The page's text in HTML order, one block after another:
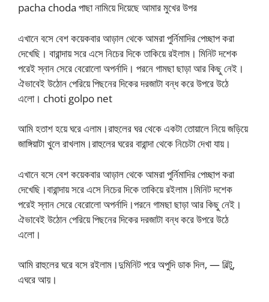
pacha choda পাছা নামিয়ে দিয়েছে আমার মুখের উপর
এখানে বসে বেশ কয়েকবার আড়াল থেকে আমরা পুর্নিমাদির পেচ্ছাপ করা
দেখেছি। বারান্দায় সরে এসে নিচের দিকে তাকিয়ে রইলাম। মিনিট দশেক
পরেই স্নান সেরে বেরোলো অপর্নাদি। পরনে গামছা ছাড়া আর কিছু নেই।
ঐভাবেই উঠোন পেরিয়ে পিছনের দিকের দরজাটা বন্ধ করে উপরে উঠে
এলো। choti golpo net
আমি হতাশ হয়ে ঘরে এলাম।রাহুলের ঘর থেকে একটা তোয়ালে নিয়ে জড়িয়ে
জাঙ্গিয়াটা খুলে রাখলাম।রাহুলের ঘরের বারান্দা থেকে নিচেটা দেখা যায়।
এখানে বসে বেশ কয়েকবার আড়াল থেকে আমরা পুর্নিমাদির পেচ্ছাপ করা
দেখেছি।বারান্দায় সরে এসে নিচের দিকে তাকিয়ে রইলাম।মিনিট দশেক
পরেই স্নান সেরে বেরোলো অপর্নাদি।পরনে গামছা ছাড়া আর কিছু নেই।
ঐভাবেই উঠোন পেরিয়ে পিছনের দিকের দরজাটা বন্ধ করে উপরে উঠে
এলো।
আমি রাহুলের ঘরে বসে রইলাম।দুমিনিট পরে অপুদি ডাক দিল, — বিল্টু,
এঘরে আয়।